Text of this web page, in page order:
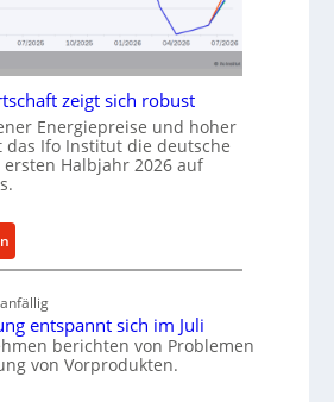
u
s
t
r
i
E
r
a
t
z
ü
r
n
a
c
a
l
i
g
e
W
zeigt sich robust
Energiepreise und hoher
das Ifo Institut die deutsche
Halbjahr 2026 auf
:
D
u
t
s
entspannt sich im Juli
berichten von Problemen
von Vorprodukten.